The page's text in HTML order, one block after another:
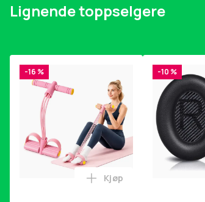
Lignende toppselgere
-16 %
Legg Magetrener, 6-
Kjøp
-10 %